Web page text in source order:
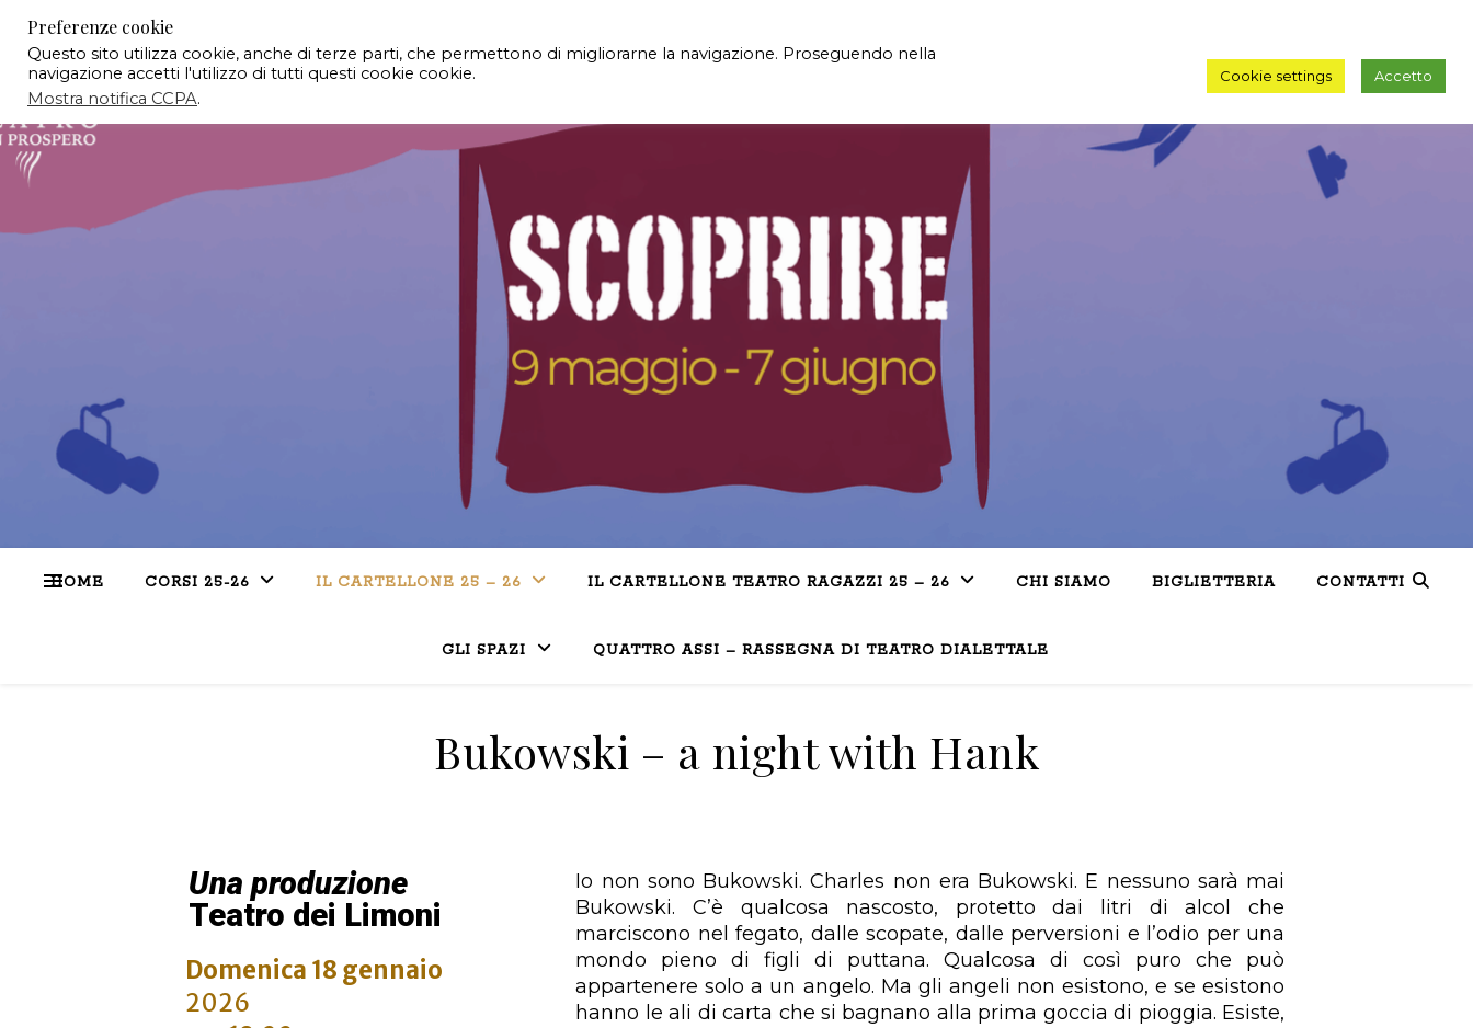
HOME CORSI 25-26 IL CARTELLONE 25 – 26 IL CARTELLONE TEATRO RAGAZZI 25 – 26 CHI SIAMO BIGLIETTERIA CONTATTI
GLI SPAZI QUATTRO ASSI – RASSEGNA DI TEATRO DIALETTALE
Bukowski – a night with Hank
Una produzione
Teatro dei Limoni
Domenica 18 gennaio
2026
Io non sono Bukowski. Charles non era Bukowski. E nessuno sarà mai
Bukowski. C’è qualcosa nascosto, protetto dai litri di alcol che
marciscono nel fegato, dalle scopate, dalle perversioni e l’odio per una
mondo pieno di figli di puttana. Qualcosa di così puro che può
appartenere solo a un angelo. Ma gli angeli non esistono, e se esistono
hanno le ali di carta che si bagnano alla prima goccia di pioggia. Esiste,
Preferenze cookie
Questo sito utilizza cookie, anche di terze parti, che permettono di migliorarne la navigazione. Proseguendo nella
navigazione accetti l'utilizzo di tutti questi cookie cookie.
Mostra notifica CCPA.
Cookie settings Accetto